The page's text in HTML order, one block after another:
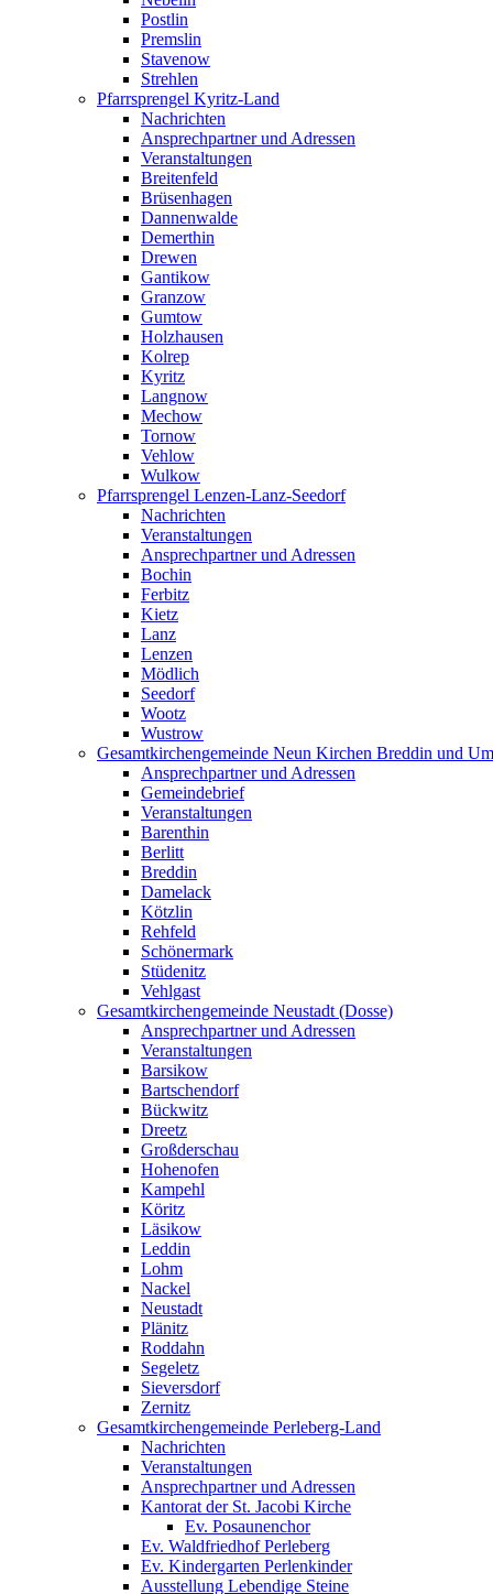
Postlin
Premslin
Stavenow
Strehlen
Pfarrsprengel Kyritz-Land
Nachrichten
Ansprechpartner und Adressen
Veranstaltungen
Breitenfeld
Brüsenhagen
Dannenwalde
Demerthin
Drewen
Gantikow
Granzow
Gumtow
Holzhausen
Kolrep
Kyritz
Langnow
Mechow
Tornow
Vehlow
Wulkow
Pfarrsprengel Lenzen-Lanz-Seedorf
Nachrichten
Veranstaltungen
Ansprechpartner und Adressen
Bochin
Ferbitz
Kietz
Lanz
Lenzen
Mödlich
Seedorf
Wootz
Wustrow
Gesamtkirchengemeinde Neun Kirchen Breddin und
Ansprechpartner und Adressen
Gemeindebrief
Veranstaltungen
Barenthin
Berlitt
Breddin
Damelack
Kötzlin
Rehfeld
Schönermark
Stüdenitz
Vehlgast
Gesamtkirchengemeinde Neustadt (Dosse)
Ansprechpartner und Adressen
Veranstaltungen
Barsikow
Bartschendorf
Bückwitz
Dreetz
Großderschau
Hohenofen
Kampehl
Köritz
Läsikow
Leddin
Lohm
Nackel
Neustadt
Plänitz
Roddahn
Segeletz
Sieversdorf
Zernitz
Gesamtkirchengemeinde Perleberg-Land
Nachrichten
Veranstaltungen
Ansprechpartner und Adressen
Kantorat der St. Jacobi Kirche
Ev. Posaunenchor
Ev. Waldfriedhof Perleberg
Ev. Kindergarten Perlenkinder
Ausstellung Lebendige Steine